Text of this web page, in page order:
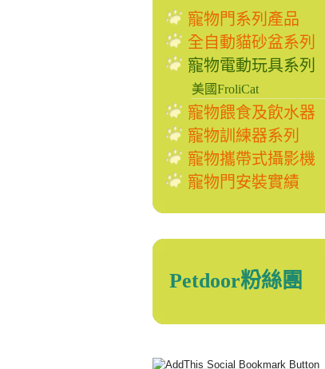
寵物門系列產品
全自動貓砂盆系列
寵物電動玩具系列
美國FroliCat
寵物餵食及飲水器
寵物訓練器系列
寵物攜帶式攝影機
寵物門安裝實績
Petdoor粉絲團